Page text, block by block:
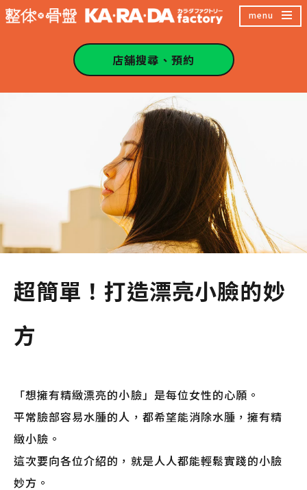
跳
容
menu
店舖搜尋、預約
超簡單！打造漂亮小臉的妙
方
「想擁有精緻漂亮的小臉」是每位女性的心願。
平常臉部容易水腫的人，都希望能消除水腫，擁有精
緻小臉。
這次要向各位介紹的，就是人人都能輕鬆實踐的小臉
妙方。